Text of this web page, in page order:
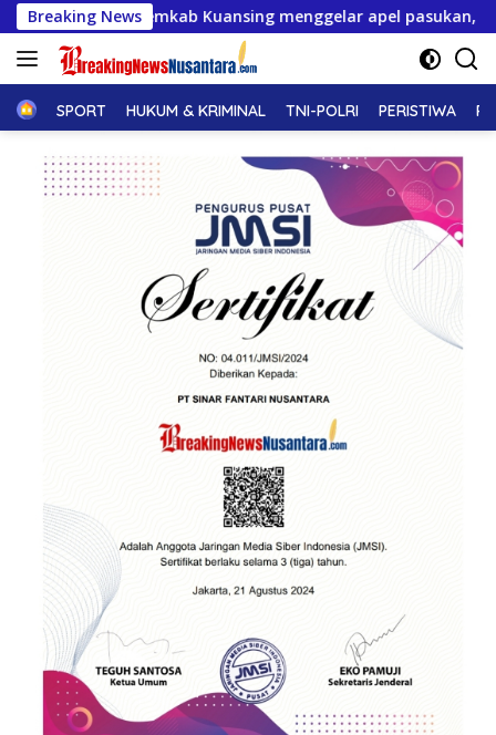
Langsung
ke
konten
Breaking News
Kuansing menggelar apel pasukan, Matangkan
HomeSPORT HUKUM & KRIMINAL TNI-POLRI PERISTIWA